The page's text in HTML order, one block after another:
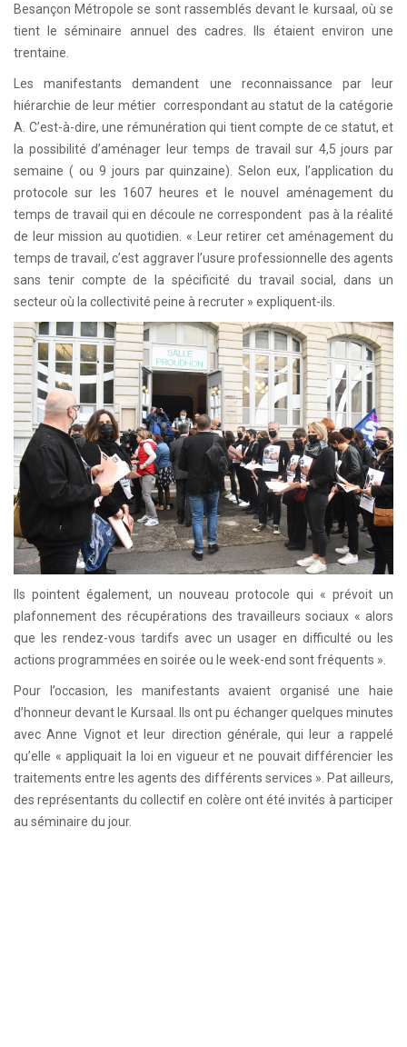
Besançon Métropole se sont rassemblés devant le kursaal, où se
tient le séminaire annuel des cadres. Ils étaient environ une
trentaine.
Les manifestants demandent une reconnaissance par leur
hiérarchie de leur métier correspondant au statut de la catégorie
A. C’est-à-dire, une rémunération qui tient compte de ce statut, et
la possibilité d’aménager leur temps de travail sur 4,5 jours par
semaine ( ou 9 jours par quinzaine). Selon eux, l’application du
protocole sur les 1607 heures et le nouvel aménagement du
temps de travail qui en découle ne correspondent pas à la réalité
de leur mission au quotidien. « Leur retirer cet aménagement du
temps de travail, c’est aggraver l’usure professionnelle des agents
sans tenir compte de la spécificité du travail social, dans un
secteur où la collectivité peine à recruter » expliquent-ils.
Ils pointent également, un nouveau protocole qui « prévoit un
plafonnement des récupérations des travailleurs sociaux « alors
que les rendez-vous tardifs avec un usager en difficulté ou les
actions programmées en soirée ou le week-end sont fréquents ».
Pour l’occasion, les manifestants avaient organisé une haie
d’honneur devant le Kursaal. Ils ont pu échanger quelques minutes
avec Anne Vignot et leur direction générale, qui leur a rappelé
qu’elle « appliquait la loi en vigueur et ne pouvait différencier les
traitements entre les agents des différents services ». Pat ailleurs,
des représentants du collectif en colère ont été invités à participer
au séminaire du jour.